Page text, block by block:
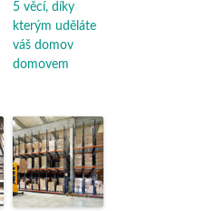
5 věcí, díky
kterým uděláte
váš domov
domovem